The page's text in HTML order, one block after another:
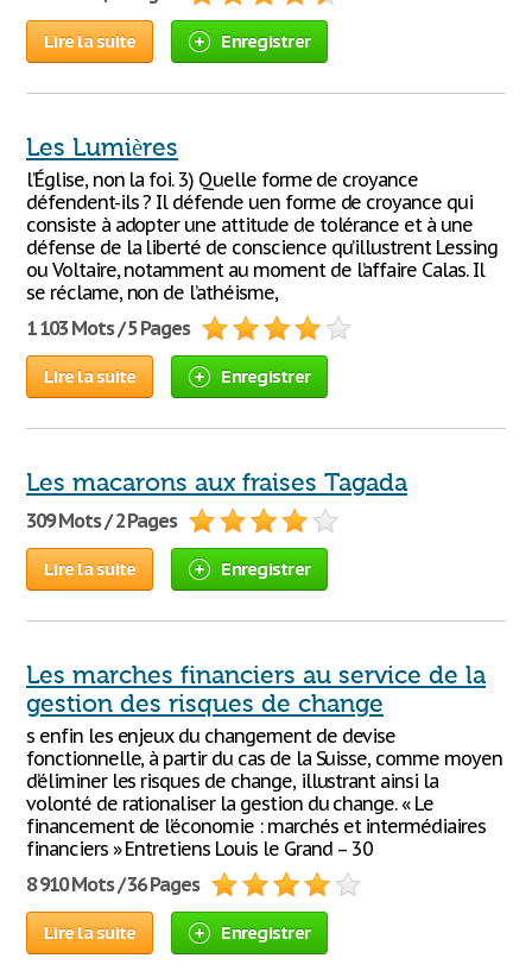
Lire la suite Enregistrer
Les Lumières
l’Église, non la foi. 3) Quelle forme de croyance
défendent-ils ? Il défende uen forme de croyance qui
consiste à adopter une attitude de tolérance et à une
défense de la liberté de conscience qu’illustrent Lessing
ou Voltaire, notamment au moment de l’affaire Calas. Il
se réclame, non de l’athéisme,
1 103 Mots / 5 Pages
Lire la suite Enregistrer
Les macarons aux fraises Tagada
309 Mots / 2 Pages
Lire la suite Enregistrer
Les marches financiers au service de la
gestion des risques de change
s enfin les enjeux du changement de devise
fonctionnelle, à partir du cas de la Suisse, comme moyen
d’éliminer les risques de change, illustrant ainsi la
volonté de rationaliser la gestion du change. « Le
financement de l’économie : marchés et intermédiaires
financiers » Entretiens Louis le Grand – 30
8 910 Mots / 36 Pages
Lire la suite Enregistrer